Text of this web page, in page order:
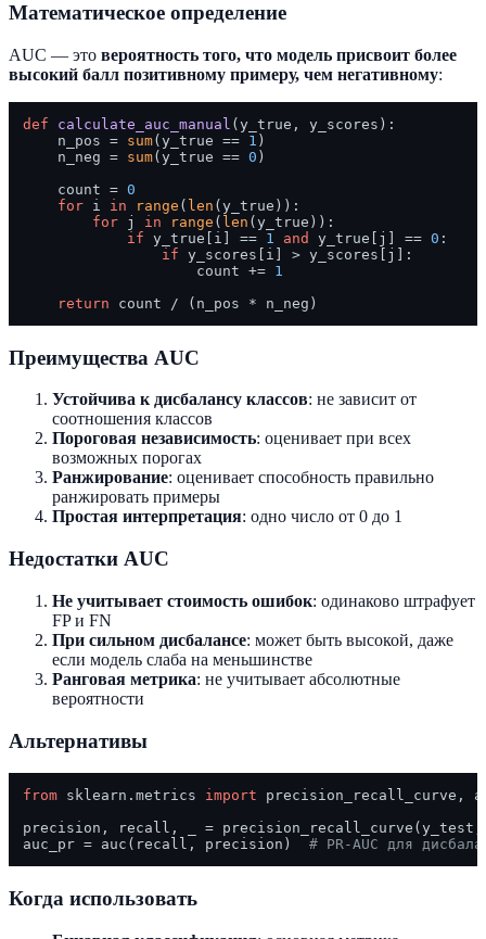
Математическое определение
AUC — это вероятность того, что модель присвоит более
высокий балл позитивному примеру, чем негативному:
def calculate_auc_manual ( y_true, y_scores ):
    n_pos =
sum(y_true == 1 )
    n_neg =
sum(y_true == 0 )
    count =
0
for i in range ( len (y_true)):
for j in range ( len (y_true)):
if y_true[i] == 1 and y_true[j] == 0 :
if y_scores[i] > y_scores[j]:
                    count +=
1
return
Преимущества AUC
Устойчива к дисбалансу классов: не зависит от
соотношения классов
Пороговая независимость: оценивает при всех
возможных порогах
Ранжирование: оценивает способность правильно
ранжировать примеры
Простая интерпретация: одно число от 0 до 1
Недостатки AUC
Не учитывает стоимость ошибок: одинаково штрафует
FP и FN
При сильном дисбалансе: может быть высокой, даже
если модель слаба на меньшинстве
Ранговая метрика: не учитывает абсолютные
вероятности
Альтернативы
from sklearn.metrics import precision_recall_curve,
precision, recall, _ = precision_recall_curve(y_test,
auc_pr = auc(recall, precision) # PR-AUC для
Когда использовать